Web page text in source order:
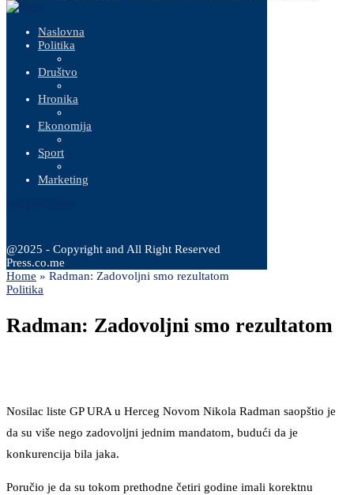
Naslovna
Politika
Društvo
Hronika
Ekonomija
Sport
Marketing
@2025 - Copyright and All Right Reserved
Press.co.me
Home » Radman: Zadovoljni smo rezultatom
Politika
Radman: Zadovoljni smo rezultatom
Nosilac liste GP URA u Herceg Novom Nikola Radman saopštio je
da su više nego zadovoljni jednim mandatom, budući da je
konkurencija bila jaka.
Poručio je da su tokom prethodne četiri godine imali korektnu